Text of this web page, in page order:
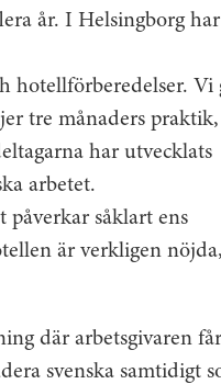
år. I Helsingborg
hotellförberedelser. Vi
tre månaders
har utvecklats
arbetet.
påverkar såklart ens
är verkligen
där arbetsgivaren
svenska samtidigt